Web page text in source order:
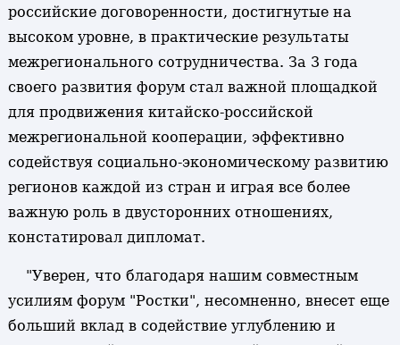
российские договоренности, достигнутые на
высоком уровне, в практические результаты
межрегионального сотрудничества. За 3 года
своего развития форум стал важной площадкой
для продвижения китайско-российской
межрегиональной кооперации, эффективно
содействуя социально-экономическому развитию
регионов каждой из стран и играя все более
важную роль в двусторонних отношениях,
констатировал дипломат.
"Уверен, что благодаря нашим совместным
усилиям форум "Ростки", несомненно, внесет еще
больший вклад в содействие углублению и